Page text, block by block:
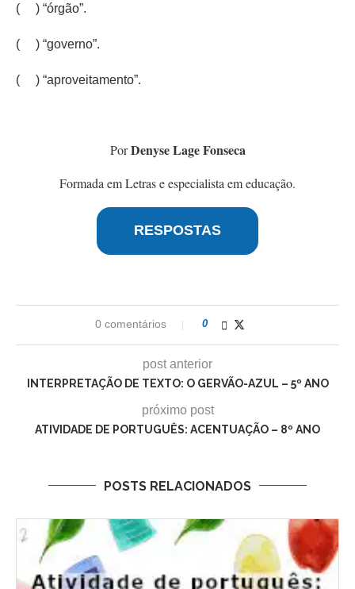
( ) “órgão”.
( ) “governo”.
( ) “aproveitamento”.
PorDenyse Lage Fonseca
Formada em Letras e especialista em educação.
RESPOSTAS
0 comentários 0
post anterior
INTERPRETAÇÃO DE TEXTO: O GERVÃO-AZUL – 5º ANO
próximo post
ATIVIDADE DE PORTUGUÊS: ACENTUAÇÃO – 8º ANO
POSTS RELACIONADOS